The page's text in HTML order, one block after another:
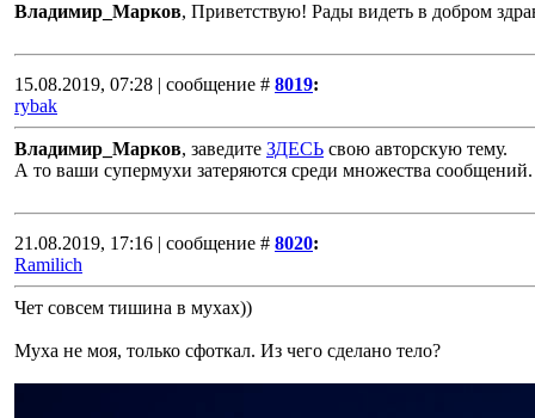
Владимир_Марков, Приветствую! Рады видеть в добром
15.08.2019, 07:28 | сообщение # 8019:
rybak
Владимир_Марков, заведите ЗДЕСЬ свою авторскую тему.
А то ваши супермухи затеряются среди множества
21.08.2019, 17:16 | сообщение # 8020:
Ramilich
Чет совсем тишина в мухах))
Муха не моя, только сфоткал. Из чего сделано тело?